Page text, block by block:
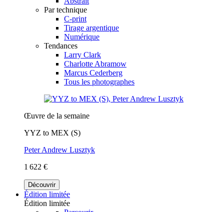
Par technique
C-print
Tirage argentique
Numérique
Tendances
Larry Clark
Charlotte Abramow
Marcus Cederberg
Tous les photographes
Œuvre de la semaine
YYZ to MEX (S)
Peter Andrew Lusztyk
1 622 €
Découvrir
Édition limitée
Édition limitée